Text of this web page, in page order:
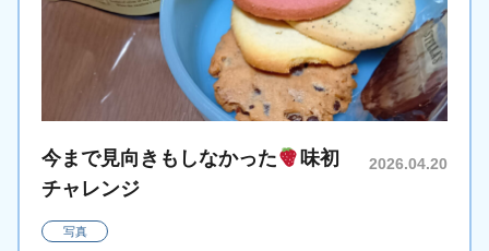
今まで見向きもしなかった
味初
チャレンジ
2026.04.20
写真